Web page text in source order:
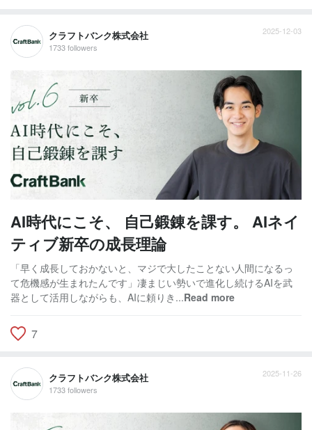
クラフトバンク株式会社
1733 followers
2025-12-03
AI時代にこそ、 自己鍛錬を課す。 AIネイ
ティブ新卒の成長理論
「早く成長しておかないと、マジで大したことない人間になるっ
て危機感が生まれたんです」凄まじい勢いで進化し続けるAIを武
器として活用しながらも、AIに頼りき...Read more
7
クラフトバンク株式会社
1733 followers
2025-11-26